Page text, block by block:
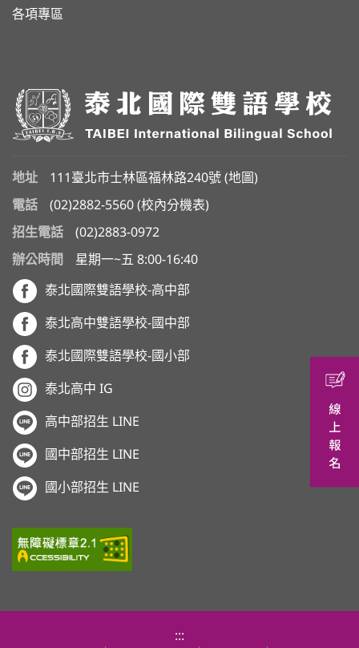
各項專區
地址 111臺北市士林區福林路240號 (地圖 )
電話
(02)2882-5560 (校內分機表)
招生電話
(02)2883-0972
辦公時間
星期一~五 8:00-16:40
泰北國際雙語學校-高中部
泰北高中雙語學校-國中部
泰北國際雙語學校-國小部
泰北高中 IG
高中部招生 LINE
國中部招生 LINE
國小部招生 LINE
:::